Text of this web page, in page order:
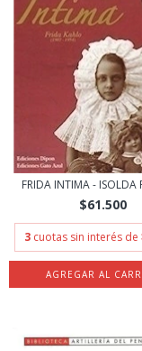
FRIDA INTIMA - ISOLDA
$61.500
3 cuotas sin interés de